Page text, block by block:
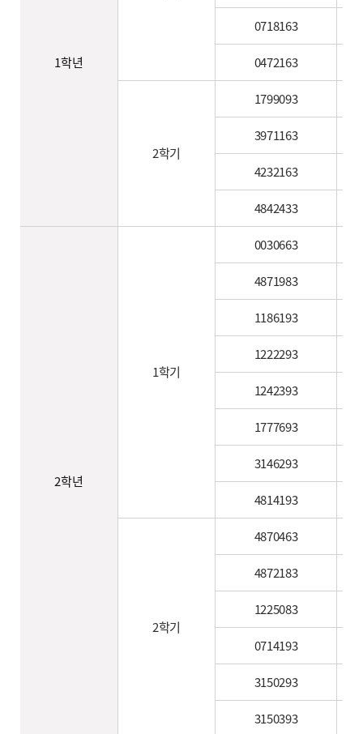
1학년
0718163
0472163
2학기
1799093
3971163
4232163
4842433
2학년
1학기
0030663
4871983
1186193
1222293
1242393
1777693
3146293
4814193
2학기
4870463
4872183
1225083
0714193
3150293
3150393